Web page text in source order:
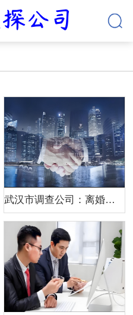
武汉市调查公司：离婚协议里财产分割是否具有效力